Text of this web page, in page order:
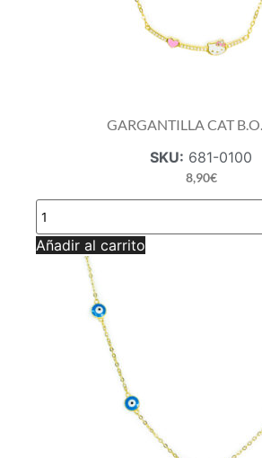
GARGANTILLA CAT
SKU: 681-0100
8,90€
GARGANTILLA
CAT
B.O.A
AG
cantidad
Añadir al carrito